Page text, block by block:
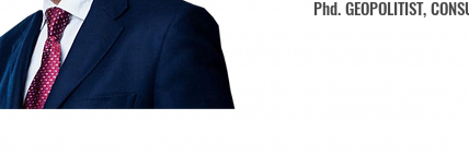
Phd. GEOPOLITIST,